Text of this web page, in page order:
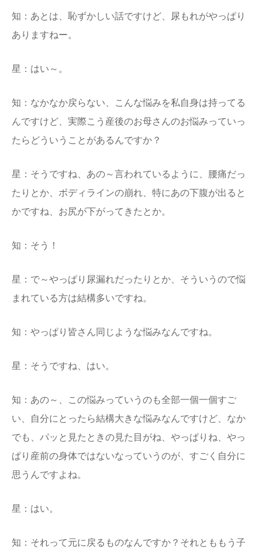
知：あとは、恥ずかしい話ですけど、尿もれがやっぱり
ありますねー。
星：はい～。
知：なかなか戻らない、こんな悩みを私自身は持ってる
んですけど、実際こう産後のお母さんのお悩みっていっ
たらどういうことがあるんですか？
星：そうですね、あの～言われているように、腰痛だっ
たりとか、ボディラインの崩れ、特にあの下腹が出ると
かですね、お尻が下がってきたとか。
知：そう！
星：で～やっぱり尿漏れだったりとか、そういうので悩
まれている方は結構多いですね。
知：やっぱり皆さん同じような悩みなんですね。
星：そうですね、はい。
知：あの～、この悩みっていうのも全部一個一個すご
い、自分にとったら結構大きな悩みなんですけど、なか
でも、パッと見たときの見た目がね、やっぱりね、やっ
ぱり産前の身体ではないなっていうのが、すごく自分に
思うんですよね。
星：はい。
知：それって元に戻るものなんですか？それとももう子